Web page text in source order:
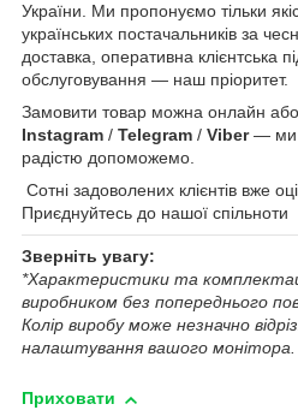
України. Ми пропонуємо тільки
українських постачальників за
доставка, оперативна клієнтська
обслуговування — наш пріоритет.
Замовити товар можна онлайн
Instagram / Telegram / Viber— ми
радістю допоможемо.
Сотні задоволених клієнтів вже
Приєднуйтесь до нашої спільноти
Зверніть увагу:
*Характеристики та
виробником без попереднього
Колір виробу може незначно
налаштування вашого монітора.
Приховати